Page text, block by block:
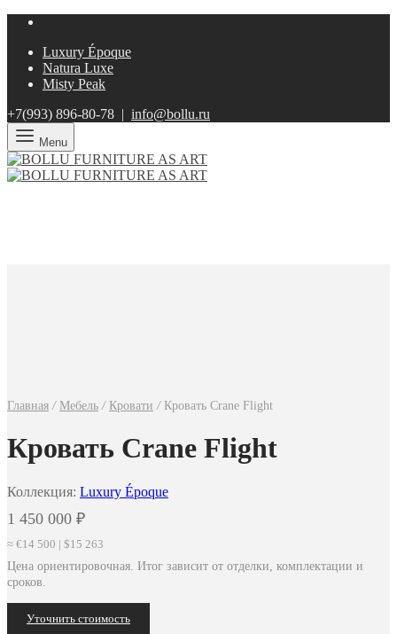
Luxury Époque
Natura Luxe
Misty Peak
+7(993) 896-80-78 | info@bollu.ru
Menu
Главная / Мебель / Кровати /Кровать Crane Flight
Кровать Crane Flight
Коллекция: Luxury Époque
1 450 000 ₽
≈ €14 500 | $15 263
Цена ориентировочная. Итог зависит от отделки, комплектации и
сроков.
Уточнить стоимость